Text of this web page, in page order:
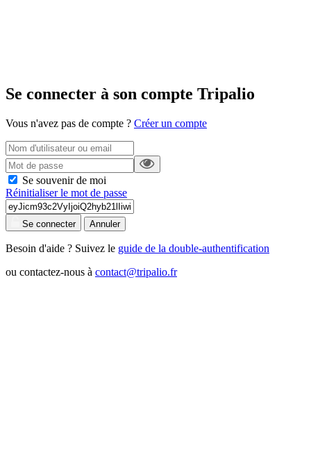
Se connecter à son compte Tripalio
Vous n'avez pas de compte ? Créer un compte
Se souvenir de moi
Réinitialiser le mot de passe
Se connecter Annuler
Besoin d'aide ? Suivez le guide de la double-authentification
ou contactez-nous à contact@tripalio.fr